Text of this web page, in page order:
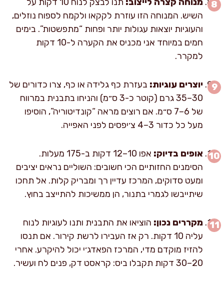
השיש. המנוחה הזו עוזרת לקקאו ולקמח לספוח נוזלים,
והעוגיות יוצאות עגולות יותר ופחות “מתפשטות”. בימים
חמים במיוחד אני מכניס את הקערה ל-10 דקות
למקרר.
יוצרים עוגיות: בעזרת כף גלידה או כף, צרו כדורים של
30–35 גרם (קוטר כ-3 ס״מ) והניחו בתבנית במרווח
של 6–7 ס״מ. אם רוצים מראה “קונדיטוריה”, הוסיפו
מעל כל כדור 3–4 צ׳יפסים לפני האפייה.
אופים בדיוק:
אפו 10–12 דקות ב-175 מעלות.
הסימנים החזותיים הכי חשובים: השוליים נראים יציבים
ומעט סדוקים, המרכז עדיין רך ומבריק קלות. אל תחכו
שיתייבשו לגמרי בתנור, הן ממשיכות להתייצב בחוץ.
מקררים נכון: הוציאו את התבנית ותנו לעוגיות לנוח
עליה 10 דקות. רק אז העבירו לרשת קירור. אם תנסו
להזיז מוקדם מדי, המרכז הפאדג׳י יכול להיקרע. אחרי
20–30 דקות תקבלו ביס: קראסט דק, פנים לח ועשיר.